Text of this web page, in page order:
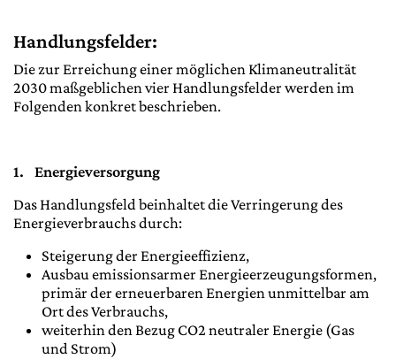
Handlungsfelder:
Die zur Erreichung einer möglichen Klimaneutralität
2030 maßgeblichen vier Handlungsfelder werden im
Folgenden konkret beschrieben.
1. Energieversorgung
Das Handlungsfeld beinhaltet die Verringerung des
Energieverbrauchs durch:
Steigerung der Energieeffizienz,
Ausbau emissionsarmer Energieerzeugungsformen,
primär der erneuerbaren Energien unmittelbar am
Ort des Verbrauchs,
weiterhin den Bezug CO2 neutraler Energie (Gas
und Strom)